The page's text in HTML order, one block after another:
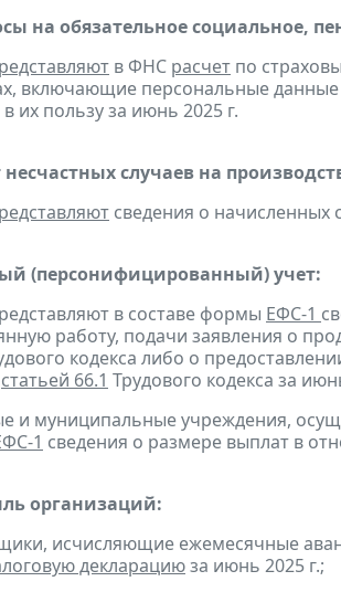
на обязательное социальное,
в ФНС расчет по
включающие персональные
их пользу за июнь 2025 г.
несчастных случаев на
сведения о начисленных
(персонифицированный) учет:
в составе формы ЕФС-1
работу, подачи заявления о
кодекса либо о
статьей 66.1 Трудового кодекса за
и муниципальные учреждения,
1 сведения о размере выплат в
организаций:
исчисляющие ежемесячные
декларациюза июнь 2025 г.;